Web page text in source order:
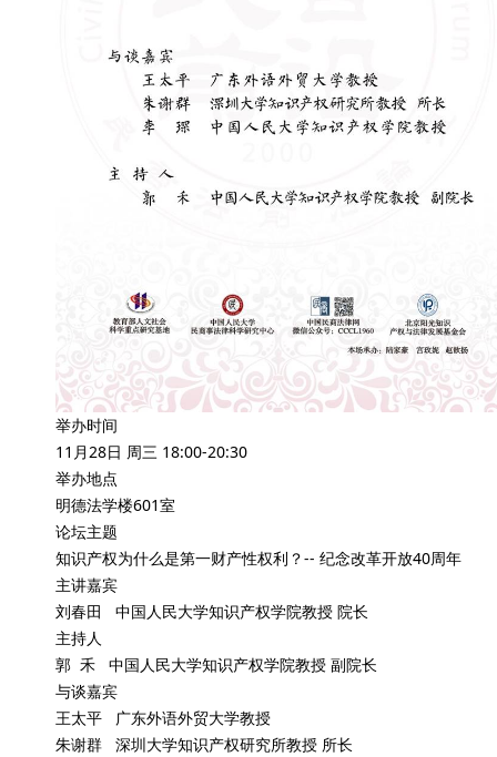
举办时间
11月28日 周三 18:00-20:30
举办地点
明德法学楼601室
论坛主题
知识产权为什么是第一财产性权利？-- 纪念改革开放40周年
主讲嘉宾
刘春田 中国人民大学知识产权学院教授 院长
主持人
郭 禾 中国人民大学知识产权学院教授 副院长
与谈嘉宾
王太平 广东外语外贸大学教授
朱谢群 深圳大学知识产权研究所教授 所长